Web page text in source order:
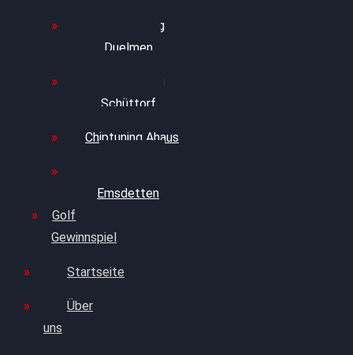
Chiptuning
Duelmen
Chiptuning
Schüttorf
Chiptuning Ahaus
Emsdetten
Golf
Gewinnspiel
Startseite
Über
uns